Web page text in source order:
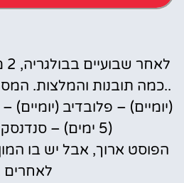
..כמה תובנות והמלצות.
(יומיים) – פלובדיב (יומיים) –
(5 ימים) – סנדנסקי (4 ימים) :
הפוסט ארוך, אבל יש בו
לאחרים